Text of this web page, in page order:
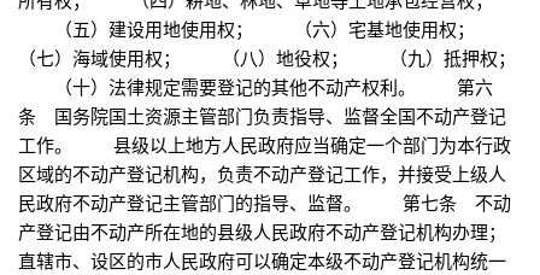
（五）建设用地使用权； （六）宅基地使用权；
（七）海域使用权； （八）地役权； （九）抵押权；
（十）法律规定需要登记的其他不动产权利。 第六
条 国务院国土资源主管部门负责指导、监督全国不动产登记
工作。 县级以上地方人民政府应当确定一个部门为本行政
区域的不动产登记机构，负责不动产登记工作，并接受上级人
民政府不动产登记主管部门的指导、监督。 第七条 不动
产登记由不动产所在地的县级人民政府不动产登记机构办理；
直辖市、设区的市人民政府可以确定本级不动产登记机构统一